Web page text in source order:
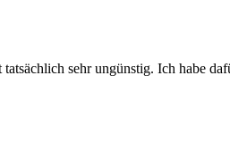
sehr ungünstig. Ich habe